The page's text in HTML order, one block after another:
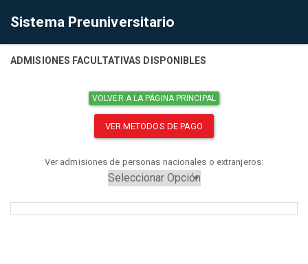
Sistema Preuniversitario
ADMISIONES FACULTATIVAS DISPONIBLES
VOLVER A LA PÁGINA PRINCIPAL
VER METODOS DE PAGO
Ver admisiones de personas nacionales o extranjeros: